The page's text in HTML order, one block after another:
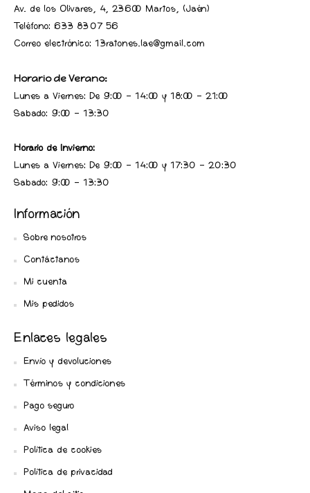
Av. de los Olivares, 4, 23600 Martos, (Jaén)
Teléfono: 633 83 07 56
Correo electrónico: 13ratones.lae@gmail.com
Horario de Verano:
Lunes a Viernes: De 9:00 - 14:00 y 18:00 - 21:00
Sabado: 9:00 - 13:30
Horario de Invierno:
Lunes a Viernes: De 9:00 - 14:00 y 17:30 - 20:30
Sabado: 9:00 - 13:30
Información
Sobre nosotros
Contáctanos
Mi cuenta
Mis pedidos
Enlaces legales
Envío y devoluciones
Términos y condiciones
Pago seguro
Aviso legal
Política de cookies
Política de privacidad